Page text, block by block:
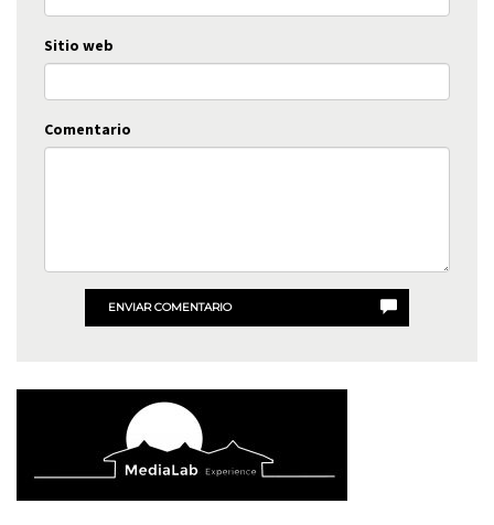
Sitio web
Comentario
ENVIAR COMENTARIO